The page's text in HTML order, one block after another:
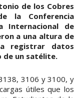
de los Cobres
la Conferencia
Internacional de
a una altura de
registrar datos
de un satélite.
3106 y 3100, y
útiles que los